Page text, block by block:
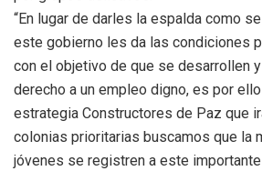
“En lugar de darles la espalda como
este gobierno les da las condiciones
con el objetivo de que se desarrollen
derecho a un empleo digno, es por
estrategia Constructores de Paz que
colonias prioritarias buscamos que la
jóvenes se registren a este